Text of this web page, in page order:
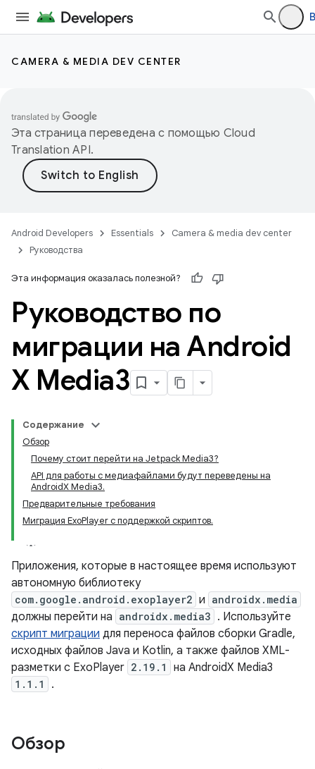
CAMERA & MEDIA DEV CENTER
Эта страница переведена с помощью Cloud
Translation API.
Android Developers Essentials
Camera & media dev center
Руководства
Эта информация оказалась полезной?
Руководство по
миграции на Android
X Media3
Содержание
Обзор
Почему стоит перейти на Jetpack Media3?
API для работы с медиафайлами будут переведены на
AndroidX Media3.
Предварительные требования
Миграция ExoPlayer с поддержкой скриптов.
Приложения, которые в настоящее время используют
автономную библиотеку
com.google.android.exoplayer2 и androidx.media
должны перейти на androidx.media3 . Используйте
скрипт миграции для переноса файлов сборки Gradle,
исходных файлов Java и Kotlin, а также файлов XML-
разметки с ExoPlayer 2.19.1 на AndroidX Media3
1.1.1 .
Обзор